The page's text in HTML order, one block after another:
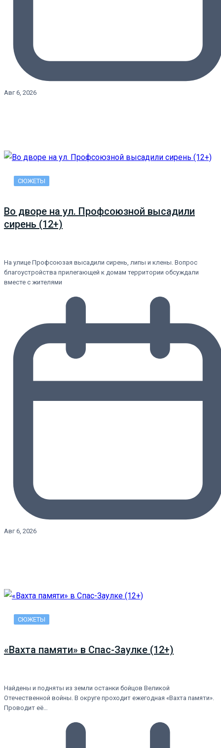
Авг 6, 2026
СЮЖЕТЫ
Во дворе на ул. Профсоюзной высадили
сирень (12+)
На улице Профсоюзая высадили сирень, липы и клены. Вопрос
благоустройства прилегающей к домам территории обсуждали
вместе с жителями
Авг 6, 2026
СЮЖЕТЫ
«Вахта памяти» в Спас-Заулке (12+)
Найдены и подняты из земли останки бойцов Великой
Отечественной войны. В округе проходит ежегодная «Вахта памяти».
Проводит её…